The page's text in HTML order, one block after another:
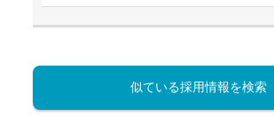
似ている採用情報を検索